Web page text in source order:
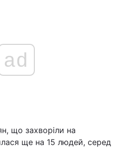
ad
що захворіли на
ще на 15 людей, серед